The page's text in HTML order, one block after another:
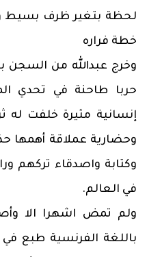
لحظة بتغير ظرف بسيط
خطة فراره
وخرج عبدالله من السجن
حربا طاحنة في تحدي
إنسانية مثيرة خلفت له
وحضارية عملاقة أهمها
وكتابة واصدقاء تركهم
في العالم.
ولم تمض اشهرا الا
باللغة الفرنسية طبع